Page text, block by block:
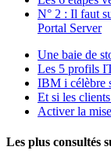
N° 2 : Il faut
Portal Server
Une baie de
Les 5 profils
IBM i célèbre
Et si les
Activer la
Les plus consultés